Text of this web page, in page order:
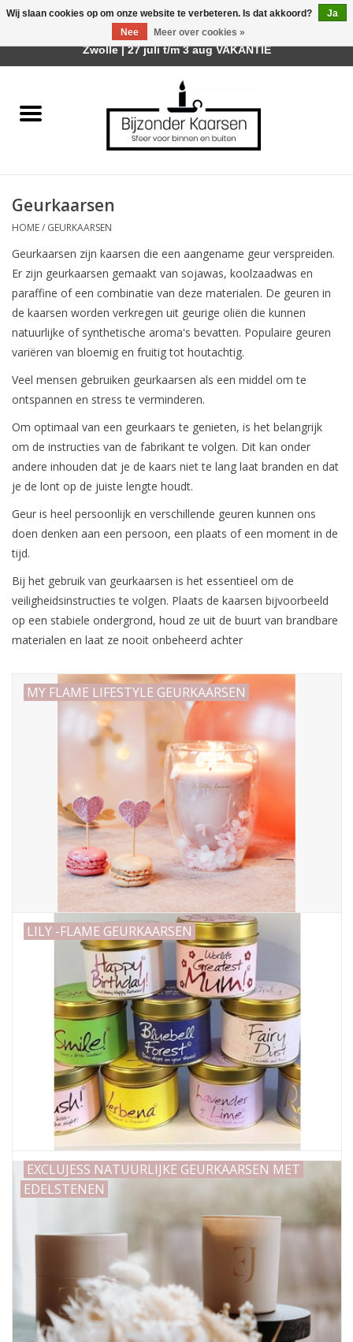
Räder Design Stories
Geurkaarsen
Tafelhaarden
Sfeer voor Buiten
Kaarsenhouders
LED Kaarsen
Kaarsen accessoires
Relatiegeschenken & Bedankjes
Huisparfums
Sale
Blog
Geurkaarsen
HOME/ GEURKAARSEN
Geurkaarsen zijn kaarsen die een aangename geur verspreiden.
Er zijn geurkaarsen gemaakt van sojawas, koolzaadwas en
paraffine of een combinatie van deze materialen. De geuren in
de kaarsen worden verkregen uit geurige oliën die kunnen
natuurlijke of synthetische aroma's bevatten. Populaire geuren
variëren van bloemig en fruitig tot houtachtig.
Veel mensen gebruiken geurkaarsen als een middel om te
ontspannen en stress te verminderen.
Om optimaal van een geurkaars te genieten, is het belangrijk
om de instructies van de fabrikant te volgen. Dit kan onder
andere inhouden dat je de kaars niet te lang laat branden en dat
je de lont op de juiste lengte houdt.
Geur is heel persoonlijk en verschillende geuren kunnen ons
doen denken aan een persoon, een plaats of een moment in de
tijd.
Bij het gebruik van geurkaarsen is het essentieel om de
veiligheidsinstructies te volgen. Plaats de kaarsen bijvoorbeeld
op een stabiele ondergrond, houd ze uit de buurt van brandbare
materialen en laat ze nooit onbeheerd achter
MY FLAME LIFESTYLE GEURKAARSEN
LILY -FLAME GEURKAARSEN
EXCLUJESS NATUURLIJKE GEURKAARSEN MET
EDELSTENEN
Wij slaan cookies op om onze website te verbeteren. Is dat akkoord?
Ja
Nee
Meer over cookies »
Afhalen is mogelijk bij mijn winkel Trotz | Belvederelaan 107
Zwolle | 27 juli t/m 3 aug VAKANTIE